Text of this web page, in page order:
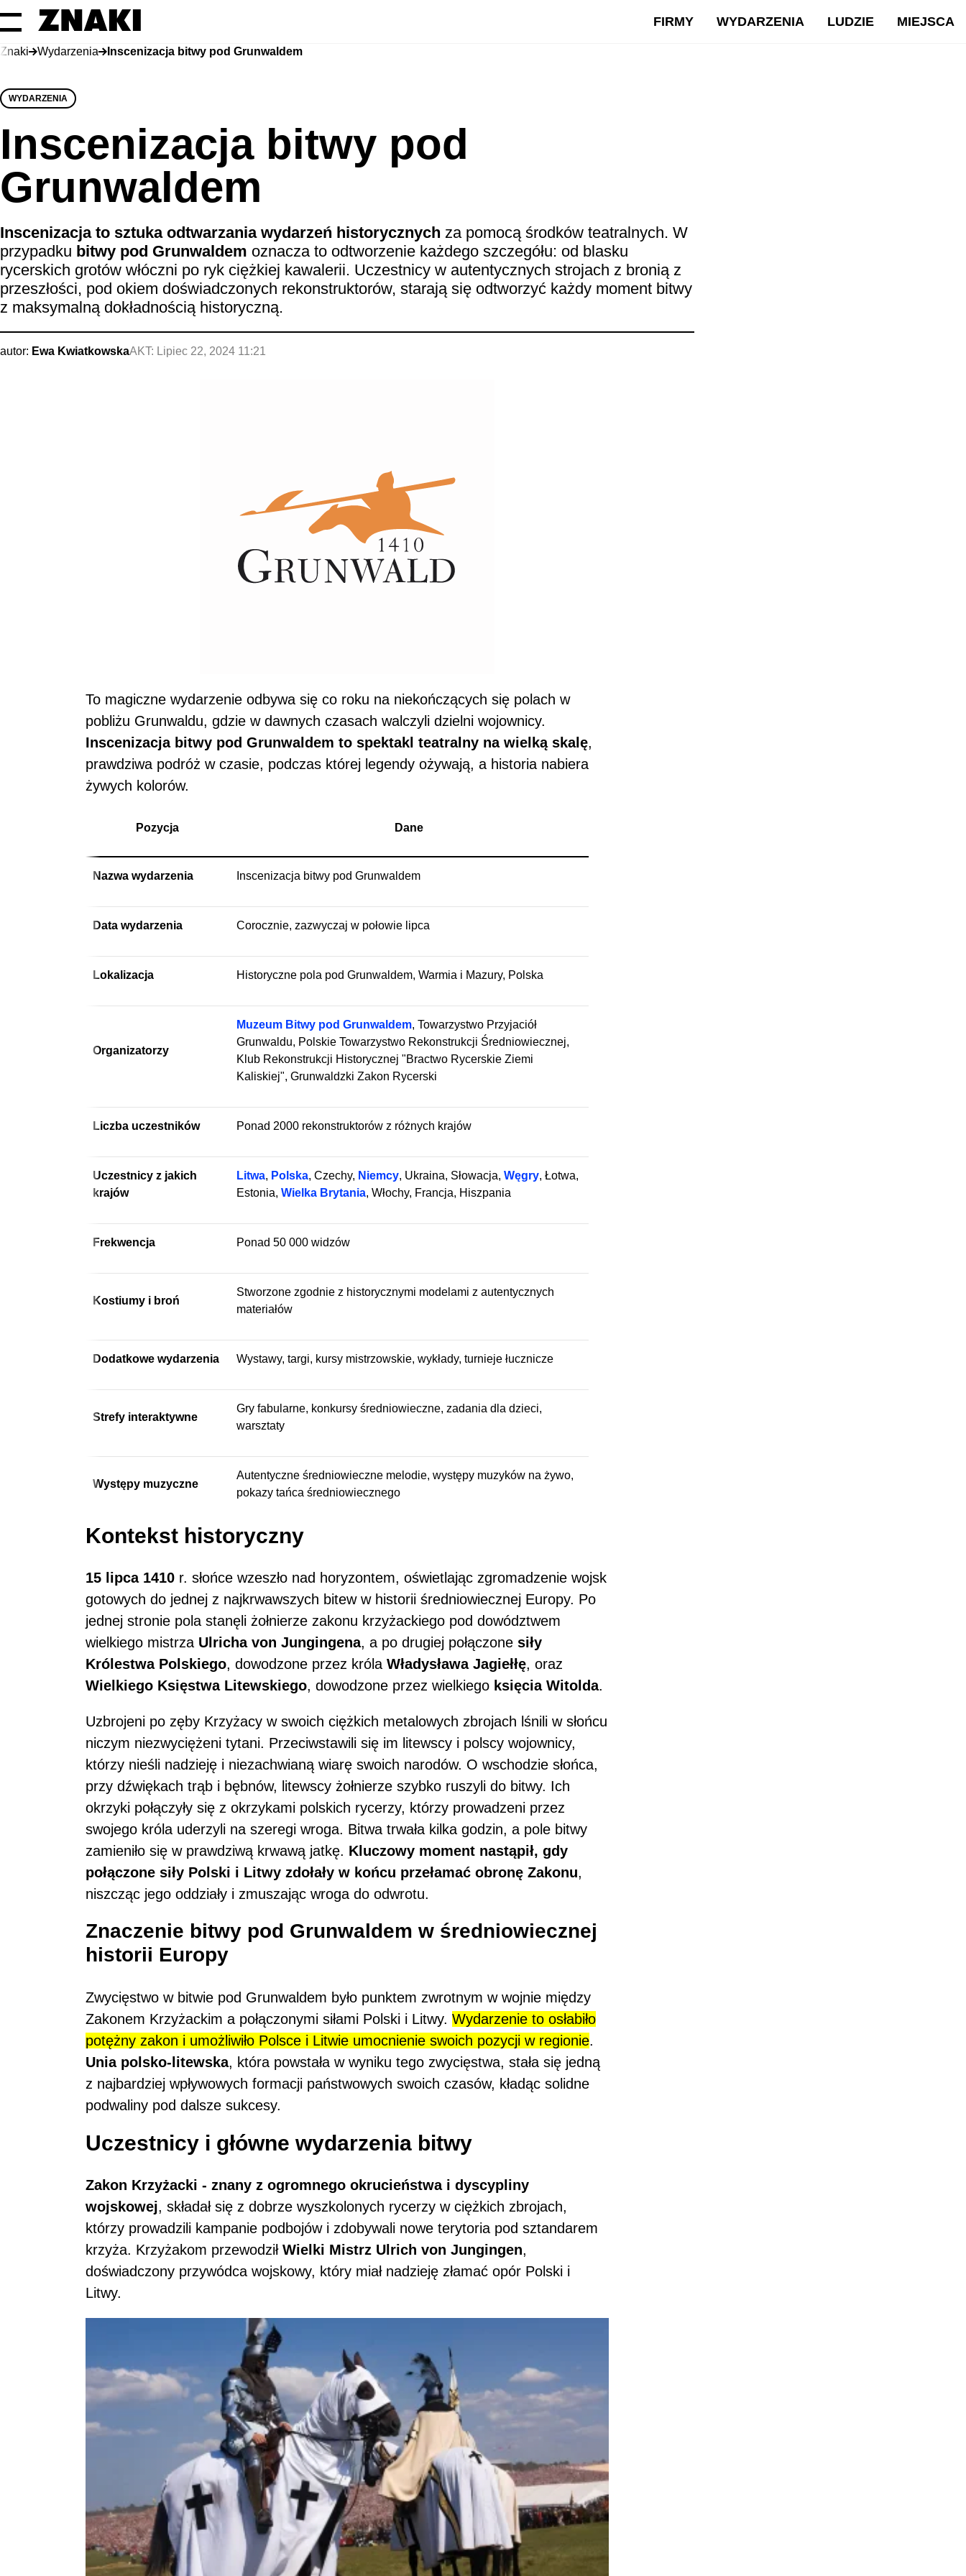
FIRMY WYDARZENIA LUDZIE MIEJSCA
Znaki Wydarzenia Inscenizacja bitwy pod Grunwaldem
WYDARZENIA
Inscenizacja bitwy pod
Grunwaldem
Inscenizacja to sztuka odtwarzania wydarzeń historycznych za pomocą środków teatralnych. W
przypadku bitwy pod Grunwaldem oznacza to odtworzenie każdego szczegółu: od blasku
rycerskich grotów włóczni po ryk ciężkiej kawalerii. Uczestnicy w autentycznych strojach z bronią z
przeszłości, pod okiem doświadczonych rekonstruktorów, starają się odtworzyć każdy moment bitwy
z maksymalną dokładnością historyczną.
autor: Ewa KwiatkowskaAKT: Lipiec 22, 2024 11:21
To magiczne wydarzenie odbywa się co roku na niekończących się polach w
pobliżu Grunwaldu, gdzie w dawnych czasach walczyli dzielni wojownicy.
Inscenizacja bitwy pod Grunwaldem to spektakl teatralny na wielką skalę,
prawdziwa podróż w czasie, podczas której legendy ożywają, a historia nabiera
żywych kolorów.
Pozycja Dane
Nazwa wydarzenia Inscenizacja bitwy pod Grunwaldem
Data wydarzenia Corocznie, zazwyczaj w połowie lipca
Lokalizacja Historyczne pola pod Grunwaldem, Warmia i Mazury, Polska
Organizatorzy
Muzeum Bitwy pod Grunwaldem, Towarzystwo Przyjaciół
Grunwaldu, Polskie Towarzystwo Rekonstrukcji Średniowiecznej,
Klub Rekonstrukcji Historycznej "Bractwo Rycerskie Ziemi
Kaliskiej", Grunwaldzki Zakon Rycerski
Liczba uczestników Ponad 2000 rekonstruktorów z różnych krajów
Uczestnicy z jakich
krajów
Litwa, Polska, Czechy, Niemcy, Ukraina, Słowacja, Węgry, Łotwa,
Estonia, Wielka Brytania, Włochy, Francja, Hiszpania
Frekwencja Ponad 50 000 widzów
Kostiumy i broń
Stworzone zgodnie z historycznymi modelami z autentycznych
materiałów
Dodatkowe wydarzenia Wystawy, targi, kursy mistrzowskie, wykłady, turnieje łucznicze
Strefy interaktywne
Gry fabularne, konkursy średniowieczne, zadania dla dzieci,
warsztaty
Występy muzyczne
Autentyczne średniowieczne melodie, występy muzyków na żywo,
pokazy tańca średniowiecznego
Kontekst historyczny
15 lipca 1410 r. słońce wzeszło nad horyzontem, oświetlając zgromadzenie wojsk
gotowych do jednej z najkrwawszych bitew w historii średniowiecznej Europy. Po
jednej stronie pola stanęli żołnierze zakonu krzyżackiego pod dowództwem
wielkiego mistrza Ulricha von Jungingena, a po drugiej połączone siły
Królestwa Polskiego, dowodzone przez króla Władysława Jagiełłę, oraz
Wielkiego Księstwa Litewskiego, dowodzone przez wielkiego księcia Witolda.
Uzbrojeni po zęby Krzyżacy w swoich ciężkich metalowych zbrojach lśnili w słońcu
niczym niezwyciężeni tytani. Przeciwstawili się im litewscy i polscy wojownicy,
którzy nieśli nadzieję i niezachwianą wiarę swoich narodów. O wschodzie słońca,
przy dźwiękach trąb i bębnów, litewscy żołnierze szybko ruszyli do bitwy. Ich
okrzyki połączyły się z okrzykami polskich rycerzy, którzy prowadzeni przez
swojego króla uderzyli na szeregi wroga. Bitwa trwała kilka godzin, a pole bitwy
zamieniło się w prawdziwą krwawą jatkę. Kluczowy moment nastąpił, gdy
połączone siły Polski i Litwy zdołały w końcu przełamać obronę Zakonu,
niszcząc jego oddziały i zmuszając wroga do odwrotu.
Znaczenie bitwy pod Grunwaldem w średniowiecznej
historii Europy
Zwycięstwo w bitwie pod Grunwaldem było punktem zwrotnym w wojnie między
Zakonem Krzyżackim a połączonymi siłami Polski i Litwy. Wydarzenie to osłabiło
potężny zakon i umożliwiło Polsce i Litwie umocnienie swoich pozycji w regionie.
Unia polsko-litewska, która powstała w wyniku tego zwycięstwa, stała się jedną
z najbardziej wpływowych formacji państwowych swoich czasów, kładąc solidne
podwaliny pod dalsze sukcesy.
Uczestnicy i główne wydarzenia bitwy
Zakon Krzyżacki - znany z ogromnego okrucieństwa i dyscypliny
wojskowej, składał się z dobrze wyszkolonych rycerzy w ciężkich zbrojach,
którzy prowadzili kampanie podbojów i zdobywali nowe terytoria pod sztandarem
krzyża. Krzyżakom przewodził Wielki Mistrz Ulrich von Jungingen,
doświadczony przywódca wojskowy, który miał nadzieję złamać opór Polski i
Litwy.